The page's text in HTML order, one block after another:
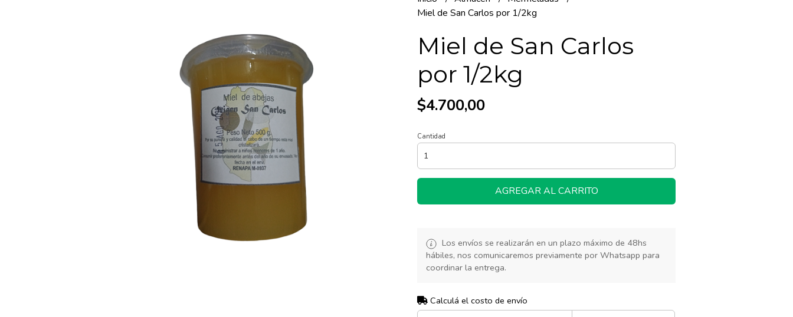
Miel de San Carlos por 1/2kg
Miel de San Carlos
por 1/2kg
$4.700,00
Cantidad
AGREGAR AL CARRITO
Los envíos se realizarán en un plazo máximo de 48hs
hábiles, nos comunicaremos previamente por Whatsapp para
coordinar la entrega.
Calculá el costo de envío